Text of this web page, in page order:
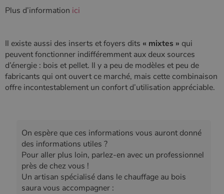
Plus d’information ici
Il existe aussi des inserts et foyers dits « mixtes » qui
peuvent fonctionner indifféremment aux deux sources
d’énergie : bois et pellet. Il y a peu de modèles et peu de
fabricants qui ont ouvert ce marché, mais cette combinaison
offre incontestablement un confort d’utilisation appréciable.
On espère que ces informations vous auront donné
des informations utiles ?
Pour aller plus loin, parlez-en avec un professionnel
près de chez vous !
​Un artisan spécialisé dans le chauffage au bois
saura vous accompagner :